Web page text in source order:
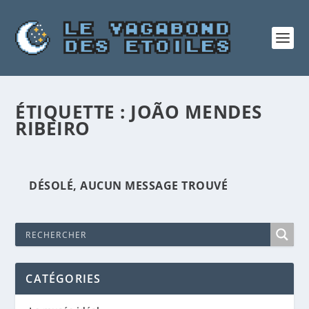
ÉTIQUETTE : JOÃO MENDES
RIBEIRO
DÉSOLÉ, AUCUN MESSAGE TROUVÉ
CATÉGORIES